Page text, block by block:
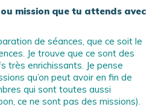
mission que tu attends avec
de séances, que ce soit le
Je trouve que ce sont des
très enrichissants. Je pense
qu’on peut avoir en fin de
qui sont toutes aussi
ce ne sont pas des missions).